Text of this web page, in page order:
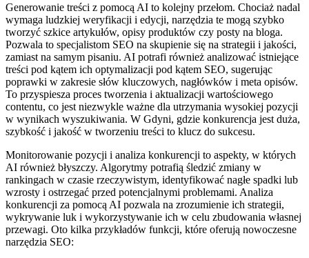
Generowanie treści z pomocą AI to kolejny przełom. Chociaż nadal
wymaga ludzkiej weryfikacji i edycji, narzędzia te mogą szybko
tworzyć szkice artykułów, opisy produktów czy posty na bloga.
Pozwala to specjalistom SEO na skupienie się na strategii i jakości,
zamiast na samym pisaniu. AI potrafi również analizować istniejące
treści pod kątem ich optymalizacji pod kątem SEO, sugerując
poprawki w zakresie słów kluczowych, nagłówków i meta opisów.
To przyspiesza proces tworzenia i aktualizacji wartościowego
contentu, co jest niezwykle ważne dla utrzymania wysokiej pozycji
w wynikach wyszukiwania. W Gdyni, gdzie konkurencja jest duża,
szybkość i jakość w tworzeniu treści to klucz do sukcesu.
Monitorowanie pozycji i analiza konkurencji to aspekty, w których
AI również błyszczy. Algorytmy potrafią śledzić zmiany w
rankingach w czasie rzeczywistym, identyfikować nagłe spadki lub
wzrosty i ostrzegać przed potencjalnymi problemami. Analiza
konkurencji za pomocą AI pozwala na zrozumienie ich strategii,
wykrywanie luk i wykorzystywanie ich w celu zbudowania własnej
przewagi. Oto kilka przykładów funkcji, które oferują nowoczesne
narzędzia SEO: